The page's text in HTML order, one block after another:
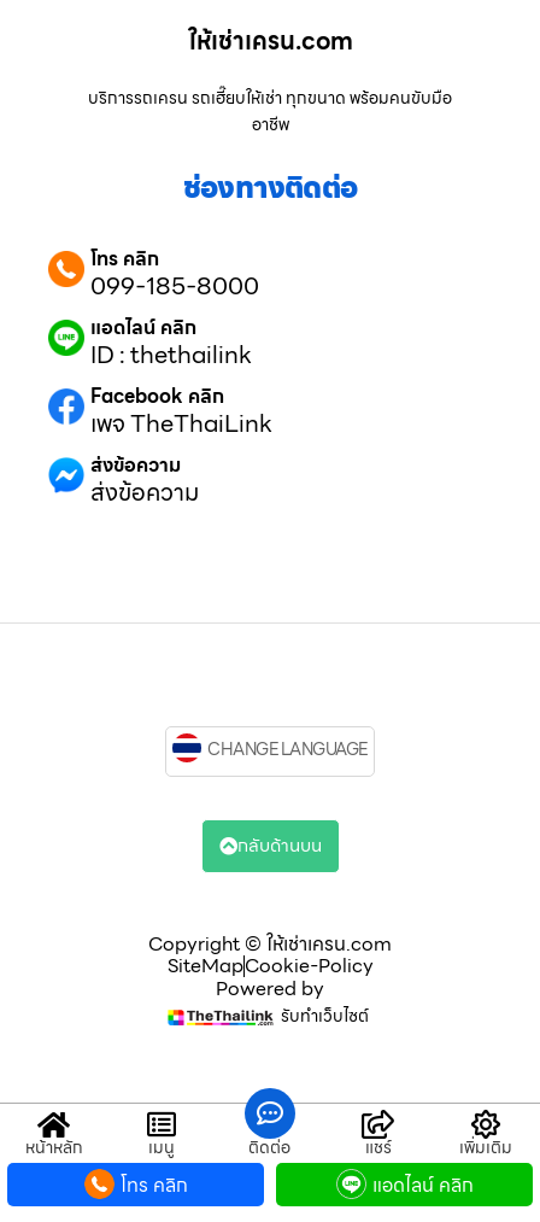
ให้เช่าเครน.com
บริการรถเครน รถเฮี๊ยบให้เช่า ทุกขนาด พร้อมคนขับมือ
อาชีพ
ช่องทางติดต่อ
โทร คลิก
099-185-8000
แอดไลน์ คลิก
ID : thethailink
Facebook คลิก
เพจ TheThaiLink
ส่งข้อความ
ส่งข้อความ
Copyright © ให้เช่าเครน.com
SiteMapCookie-Policy
Powered by
รับทำเว็บไซต์
CHANGE LANGUAGE
กลับด้านบน
หน้าหลัก เมนู ติดต่อ แชร์ เพิ่มเติม
โทร คลิก แอดไลน์ คลิก